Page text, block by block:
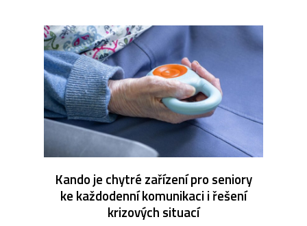
Kando je chytré zařízení pro seniory
ke každodenní komunikaci i řešení
krizových situací